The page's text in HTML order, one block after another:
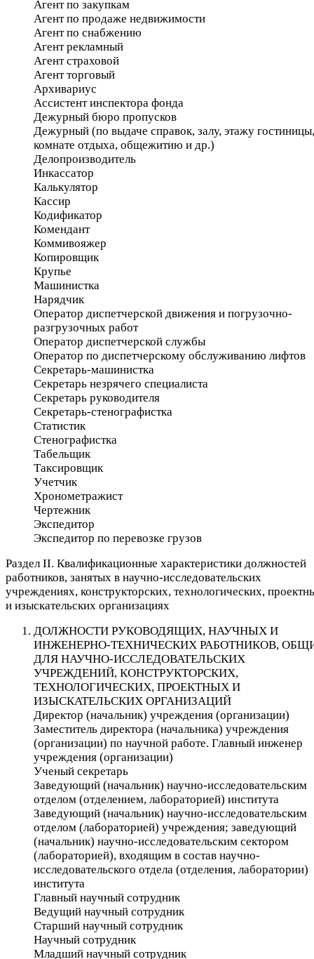
Агент по закупкам
Агент по продаже недвижимости
Агент по снабжению
Агент рекламный
Агент страховой
Агент торговый
Архивариус
Ассистент инспектора фонда
Дежурный бюро пропусков
Дежурный (по выдаче справок, залу, этажу гостиницы,
комнате отдыха, общежитию и др.)
Делопроизводитель
Инкассатор
Калькулятор
Кассир
Кодификатор
Комендант
Коммивояжер
Копировщик
Крупье
Машинистка
Нарядчик
Оператор диспетчерской движения и погрузочно-
разгрузочных работ
Оператор диспетчерской службы
Оператор по диспетчерскому обслуживанию лифтов
Секретарь-машинистка
Секретарь незрячего специалиста
Секретарь руководителя
Секретарь-стенографистка
Статистик
Стенографистка
Табельщик
Таксировщик
Учетчик
Хронометражист
Чертежник
Экспедитор
Экспедитор по перевозке грузов
Раздел II. Квалификационные характеристики должностей
работников, занятых в научно-исследовательских
учреждениях, конструкторских, технологических,
и изыскательских организациях
ДОЛЖНОСТИ РУКОВОДЯЩИХ, НАУЧНЫХ И
ИНЖЕНЕРНО-ТЕХНИЧЕСКИХ РАБОТНИКОВ,
ДЛЯ НАУЧНО-ИССЛЕДОВАТЕЛЬСКИХ
УЧРЕЖДЕНИЙ, КОНСТРУКТОРСКИХ,
ТЕХНОЛОГИЧЕСКИХ, ПРОЕКТНЫХ И
ИЗЫСКАТЕЛЬСКИХ ОРГАНИЗАЦИЙ
Директор (начальник) учреждения (организации)
Заместитель директора (начальника) учреждения
(организации) по научной работе. Главный инженер
учреждения (организации)
Ученый секретарь
Заведующий (начальник) научно-исследовательским
отделом (отделением, лабораторией) института
Заведующий (начальник) научно-исследовательским
отделом (лабораторией) учреждения; заведующий
(начальник) научно-исследовательским сектором
(лабораторией), входящим в состав научно-
исследовательского отдела (отделения, лаборатории)
института
Главный научный сотрудник
Ведущий научный сотрудник
Старший научный сотрудник
Научный сотрудник
Младший научный сотрудник